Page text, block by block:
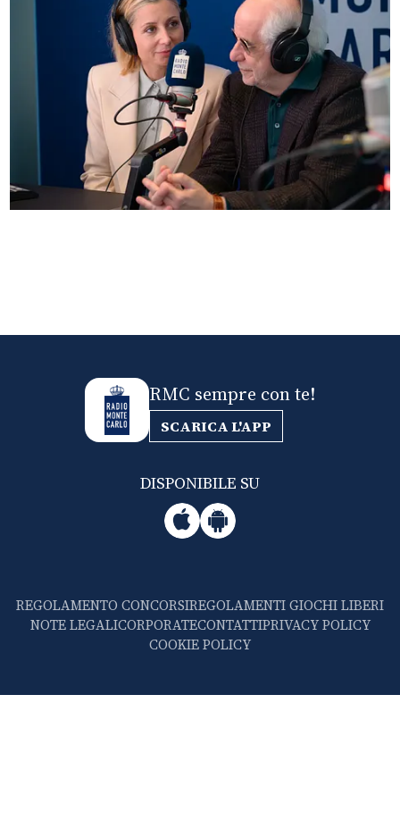
RMC sempre con te!
SCARICA L'APP
DISPONIBILE SU
REGOLAMENTO CONCORSIREGOLAMENTI GIOCHI LIBERI
NOTE LEGALICORPORATECONTATTIPRIVACY POLICY
COOKIE POLICY